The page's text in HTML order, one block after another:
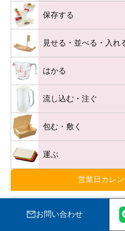
営業日カレ
平日9:00〜
保存する
見せる・並べる・入れ
はかる
流し込む・注ぐ
包む・敷く
運ぶ
お問い合わせ